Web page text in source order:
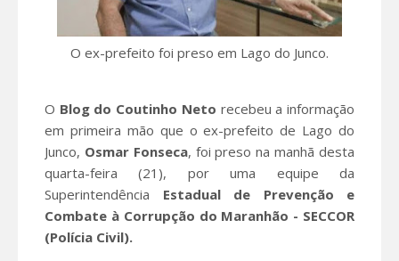
O ex-prefeito foi preso em Lago do Junco.
O Blog do Coutinho Neto recebeu a informação
em primeira mão que o ex-prefeito de Lago do
Junco, Osmar Fonseca, foi preso na manhã desta
quarta-feira (21), por uma equipe da
Superintendência Estadual de Prevenção e
Combate à Corrupção do Maranhão - SECCOR
(Polícia Civil).